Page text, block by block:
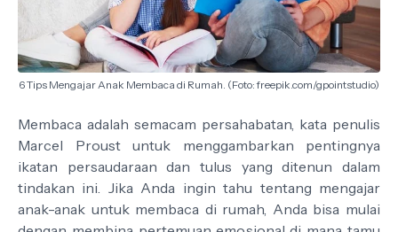
6 Tips Mengajar Anak Membaca di Rumah. (Foto: freepik.com/gpointstudio)
Membaca adalah semacam persahabatan, kata penulis
Marcel Proust untuk menggambarkan pentingnya
ikatan persaudaraan dan tulus yang ditenun dalam
tindakan ini. Jika Anda ingin tahu tentang mengajar
anak-anak untuk membaca di rumah, Anda bisa mulai